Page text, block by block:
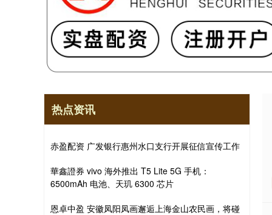
热点资讯
赤盈配资 广发银行惠州水口支行开展征信宣传工作
華鑫證券 vivo 海外推出 T5 Lite 5G 手机：
6500mAh 电池、天玑 6300 芯片
恩卓中盈 安徽凤阳凤画邂逅上海金山农民画，将碰